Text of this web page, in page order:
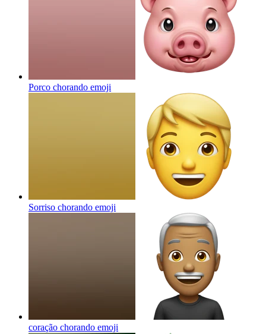
Porco chorando emoji
Sorriso chorando emoji
coração chorando emoji